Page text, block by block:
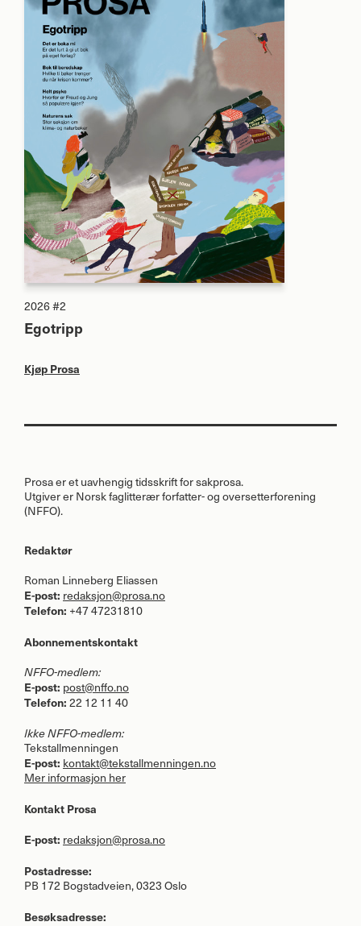
2026 #2
Egotripp
Kjøp Prosa
Prosa er et uavhengig tidsskrift for sakprosa.
Utgiver er Norsk faglitterær forfatter- og oversetterforening
(NFFO).
Redaktør
Roman Linneberg Eliassen
E-post: redaksjon@prosa.no
Telefon: +47 47231810
Abonnementskontakt
NFFO-medlem:
E-post: post@nffo.no
Telefon: 22 12 11 40
IkkeNFFO-medlem:
Tekstallmenningen
E-post: kontakt@tekstallmenningen.no
Mer informasjon her
Kontakt Prosa
E-post: redaksjon@prosa.no
Postadresse:
PB 172 Bogstadveien, 0323 Oslo
Besøksadresse: